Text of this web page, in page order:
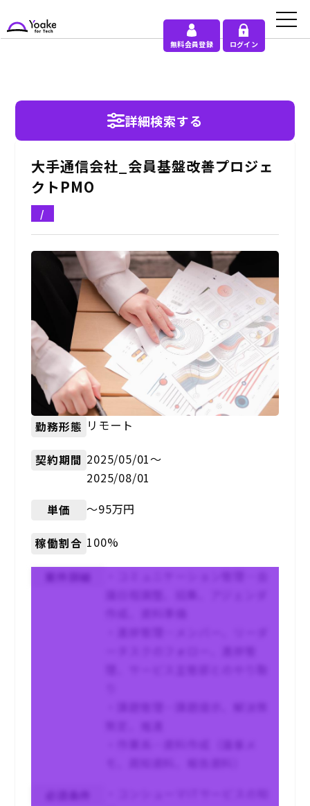
無料会員登録 ログイン
詳細検索する
大手通信会社_会員基盤改善プロジェ
クトPMO
/
勤務形態 リモート
契約期間 2025/05/01〜
2025/08/01
単価 〜95万円
稼働割合 100%
案件詳細